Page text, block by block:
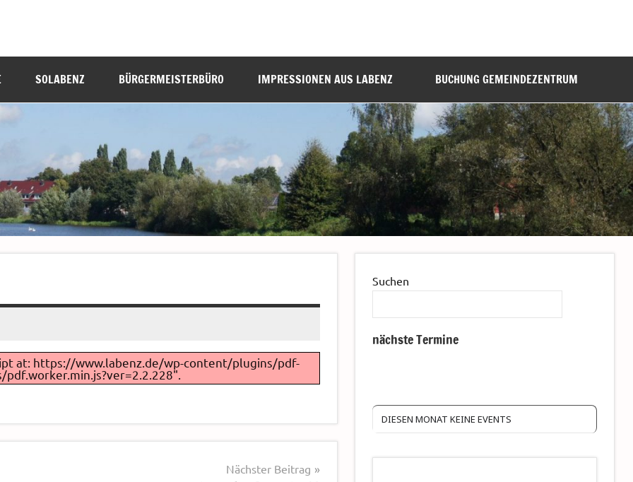
SOLABENZ BÜRGERMEISTERBÜRO IMPRESSIONEN AUS LABENZ BUCHUNG GEMEINDEZENTRUM
at: https://www.labenz.de/wp-content/plugins/pdf-
Nächster Beitrag
Suchen
nächste Termine
DIESEN MONAT KEINE EVENTS